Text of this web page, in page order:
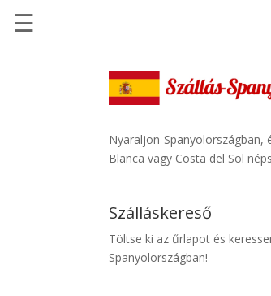
Szállásinfo.eu
Repülőjegy
Autóbérlés
☰
Nyaraljon
Blanca vagy Costa del Sol
Szálláskereső
Töltse ki az űrlapot és
Spanyolországban!